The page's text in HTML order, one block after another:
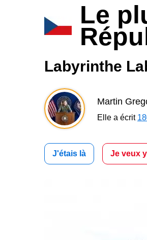
Le
Labyrinthe
Martin
Elle a écrit
J'étais là Je veux